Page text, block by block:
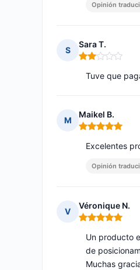
Opinión
S
Sara T.
Nota: 2 de 5
Tuve que
M
Maikel B.
Nota: 5 de 5
Excelentes
Opinión
V
Véronique N.
Nota: 5 de 5
Un producto
de
Muchas